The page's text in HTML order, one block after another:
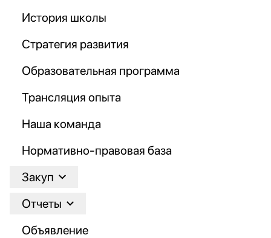
История школы
Стратегия развития
Образовательная программа
Трансляция опыта
Наша команда
Нормативно-правовая база
Закуп
Отчеты
Объявление